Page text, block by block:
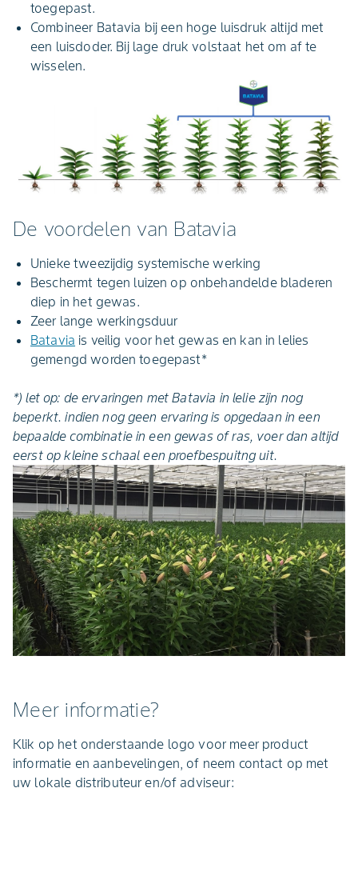
toegepast.
Combineer Batavia bij een hoge luisdruk altijd met
een luisdoder. Bij lage druk volstaat het om af te
wisselen.
De voordelen van Batavia
Unieke tweezijdig systemische werking
Beschermt tegen luizen op onbehandelde bladeren
diep in het gewas.
Zeer lange werkingsduur
Batavia is veilig voor het gewas en kan in lelies
gemengd worden toegepast*
*) let op: de ervaringen met Batavia in lelie zijn nog
beperkt. indien nog geen ervaring is opgedaan in een
bepaalde combinatie in een gewas of ras, voer dan altijd
eerst op kleine schaal een proefbespuitng uit.
Meer informatie?
Klik op het onderstaande logo voor meer product
informatie en aanbevelingen, of neem contact op met
uw lokale distributeur en/of adviseur: